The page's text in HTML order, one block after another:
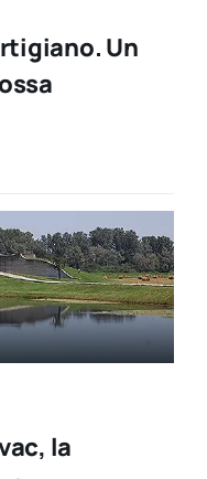
Un
la